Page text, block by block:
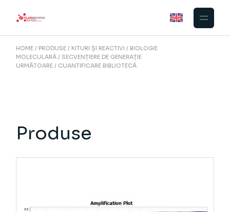
HOME PRODUSE KITURI ȘI REACTIVI
BIOLOGIE
MOLECULARĂ
SECVENȚIERE DE GENERAȚIE
URMĂTOARE
CUANTIFICARE BIBLIOTECĂ
Produse